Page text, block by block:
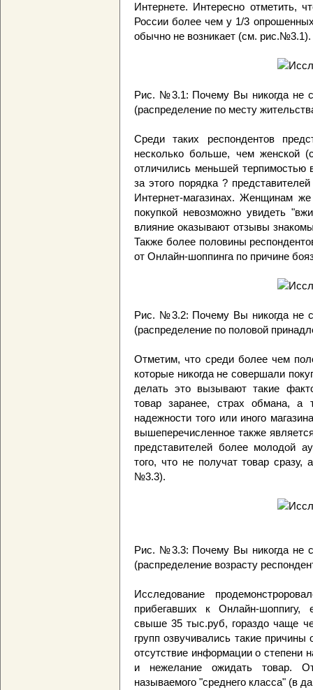
Интернете. Интересно отметить,
России более чем у 1/3
обычно не возникает (см. рис.№3.1).
Рис. №3.1: Почему Вы никогда не
(распределение по месту
Среди таких респондентов
несколько больше, чем женской
отличились меньшей терпимостью
за этого порядка ?
Интернет-магазинах. Женщинам
покупкой невозможно увидеть
влияние оказывают отзывы
Также более половины
от Онлайн-шоппинга по причине
Рис. №3.2: Почему Вы никогда не
(распределение по половой
Отметим, что среди более чем
которые никогда не совершали
делать это вызывают такие
товар заранее, страх обмана, а
надежности того или иного
вышеперечисленное также
представителей более молодой
того, что не получат товар
№3.3).
Рис. №3.3: Почему Вы никогда не
(распределение возрасту
Исследование
прибегавших к Онлайн-шоппигу,
свыше 35 тыс.руб, гораздо чаще
групп озвучивались такие
отсутствие информации о степени
и нежелание ожидать товар.
называемого "среднего класса" (в